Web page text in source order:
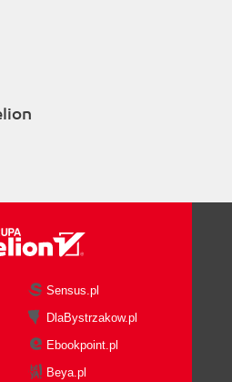
Sensus.pl
DlaBystrzakow.pl
Ebookpoint.pl
Beya.pl